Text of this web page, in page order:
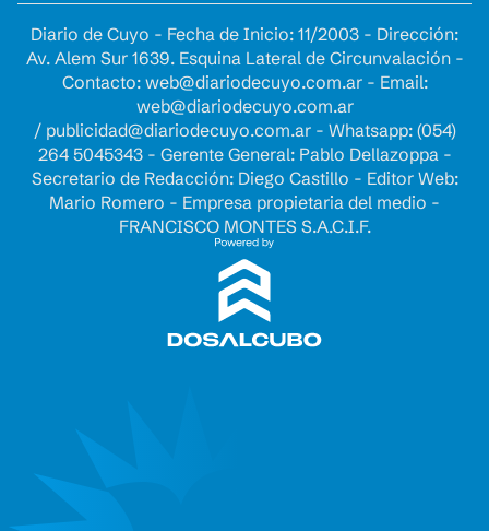
Diario de Cuyo - Fecha de Inicio: 11/2003 - Dirección:
Av. Alem Sur 1639. Esquina Lateral de Circunvalación -
Contacto: web@diariodecuyo.com.ar- Email:
web@diariodecuyo.com.ar
/ publicidad@diariodecuyo.com.ar- Whatsapp: (054)
264 5045343 - Gerente General: Pablo Dellazoppa -
Secretario de Redacción: Diego Castillo - Editor Web:
Mario Romero - Empresa propietaria del medio -
FRANCISCO MONTES S.A.C.I.F.